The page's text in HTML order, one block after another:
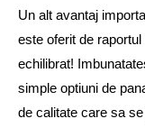
Un alt avantaj
este oferit de
echilibrat!
simple optiuni de
de calitate care sa